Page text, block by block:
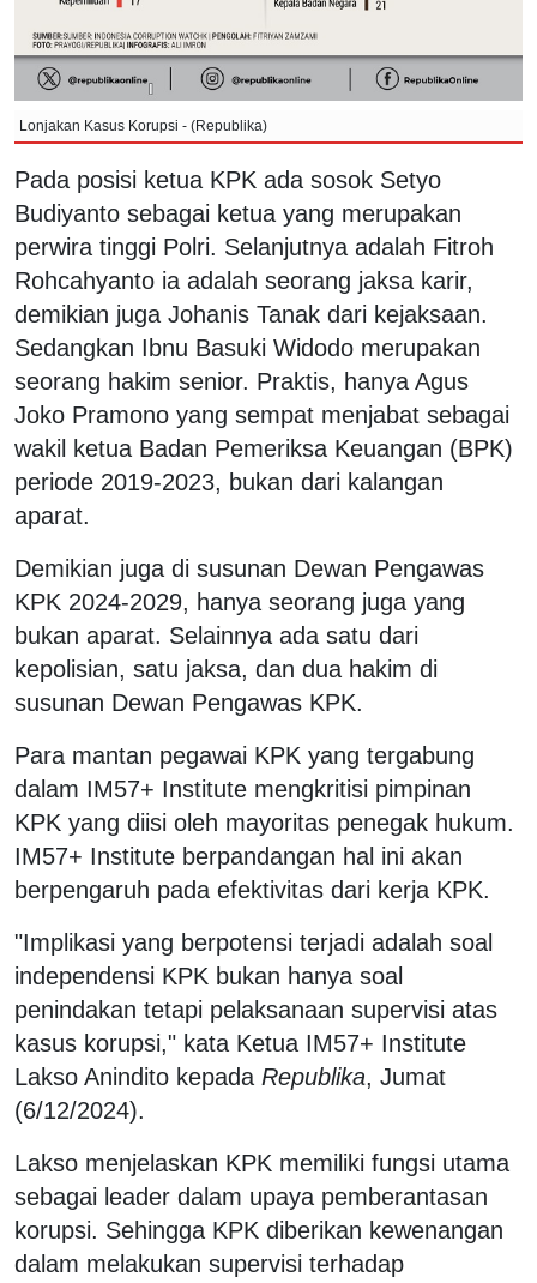
Lonjakan Kasus Korupsi - (Republika)
Pada posisi ketua KPK ada sosok Setyo
Budiyanto sebagai ketua yang merupakan
perwira tinggi Polri. Selanjutnya adalah Fitroh
Rohcahyanto ia adalah seorang jaksa karir,
demikian juga Johanis Tanak dari kejaksaan.
Sedangkan Ibnu Basuki Widodo merupakan
seorang hakim senior. Praktis, hanya Agus
Joko Pramono yang sempat menjabat sebagai
wakil ketua Badan Pemeriksa Keuangan (BPK)
periode 2019-2023, bukan dari kalangan
aparat.
Demikian juga di susunan Dewan Pengawas
KPK 2024-2029, hanya seorang juga yang
bukan aparat. Selainnya ada satu dari
kepolisian, satu jaksa, dan dua hakim di
susunan Dewan Pengawas KPK.
Para mantan pegawai KPK yang tergabung
dalam IM57+ Institute mengkritisi pimpinan
KPK yang diisi oleh mayoritas penegak hukum.
IM57+ Institute berpandangan hal ini akan
berpengaruh pada efektivitas dari kerja KPK.
"Implikasi yang berpotensi terjadi adalah soal
independensi KPK bukan hanya soal
penindakan tetapi pelaksanaan supervisi atas
kasus korupsi," kata Ketua IM57+ Institute
Lakso Anindito kepada Republika, Jumat
(6/12/2024).
Lakso menjelaskan KPK memiliki fungsi utama
sebagai leader dalam upaya pemberantasan
korupsi. Sehingga KPK diberikan kewenangan
dalam melakukan supervisi terhadap